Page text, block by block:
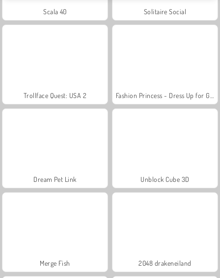
Scala 40 Solitaire Social
Trollface Quest: USA 2
Dream Pet Link Unblock Cube 3D
Merge Fish 2048 drakeneiland